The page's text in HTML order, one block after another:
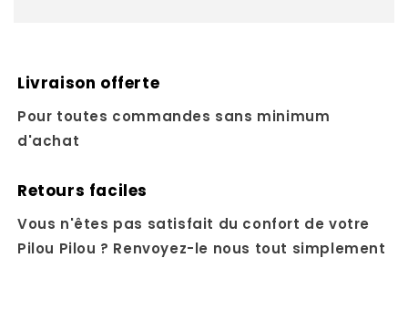
Livraison offerte
Pour toutes commandes sans minimum
d'achat
Retours faciles
Vous n'êtes pas satisfait du confort de votre
Pilou Pilou ? Renvoyez-le nous tout simplement